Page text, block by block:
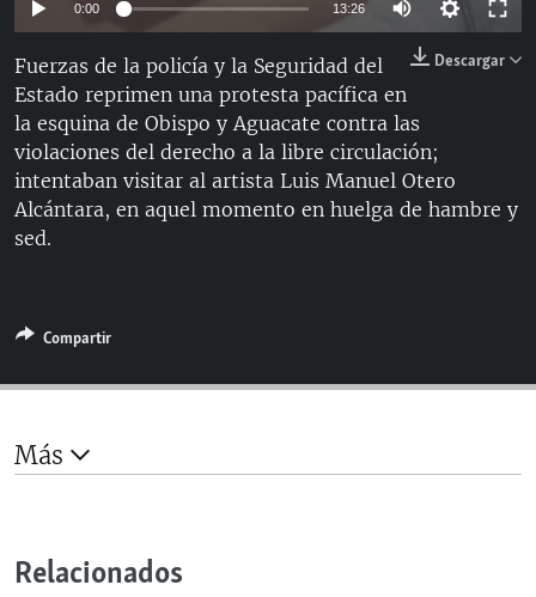
Auto
480p 720p 1080p
0:00 13:26
144p
360p
480p
720p
Descargar
Fuerzas de la policía y la Seguridad del
Estado reprimen una protesta pacífica en
la esquina de Obispo y Aguacate contra las
violaciones del derecho a la libre circulación;
intentaban visitar al artista Luis Manuel Otero
Alcántara, en aquel momento en huelga de hambre y
sed.
Compartir
Más
Relacionados